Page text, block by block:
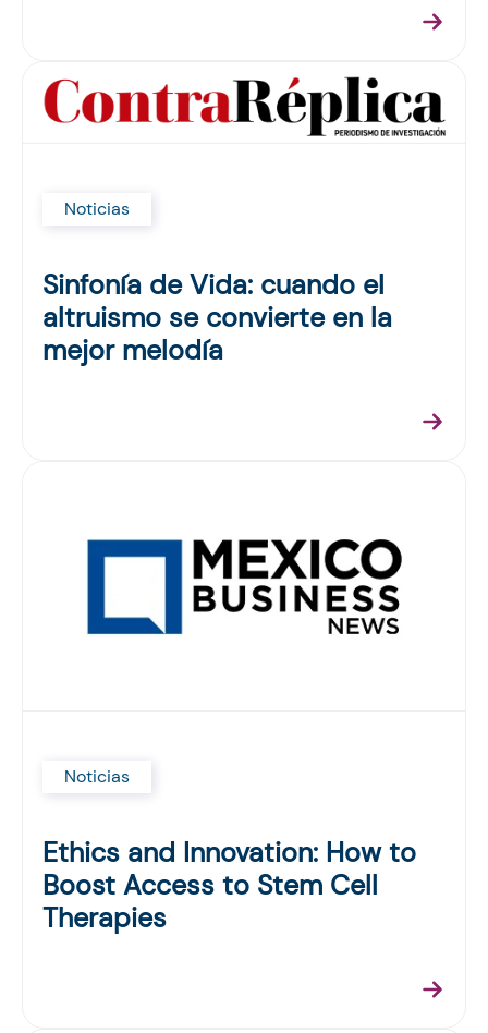
Noticias
Sinfonía de Vida: cuando el
altruismo se convierte en la
mejor melodía
Noticias
Ethics and Innovation: How to
Boost Access to Stem Cell
Therapies